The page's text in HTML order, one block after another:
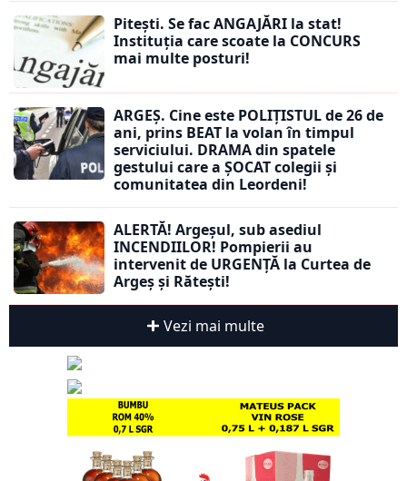
Pitești. Se fac ANGAJĂRI la stat!
Instituția care scoate la CONCURS
mai multe posturi!
ARGEȘ. Cine este POLIȚISTUL de 26 de
ani, prins BEAT la volan în timpul
serviciului. DRAMA din spatele
gestului care a ȘOCAT colegii și
comunitatea din Leordeni!
ALERTĂ! Argeșul, sub asediul
INCENDIILOR! Pompierii au
intervenit de URGENȚĂ la Curtea de
Argeș și Rătești!
Vezi mai multe